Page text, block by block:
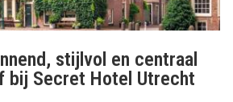
stijlvol en centraal
bij Secret Hotel Utrecht